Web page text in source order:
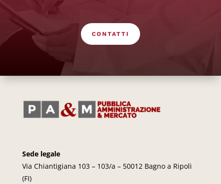
CONTATTI
Sede legale
Via Chiantigiana 103 – 103/a – 50012 Bagno a Ripoli
(FI)